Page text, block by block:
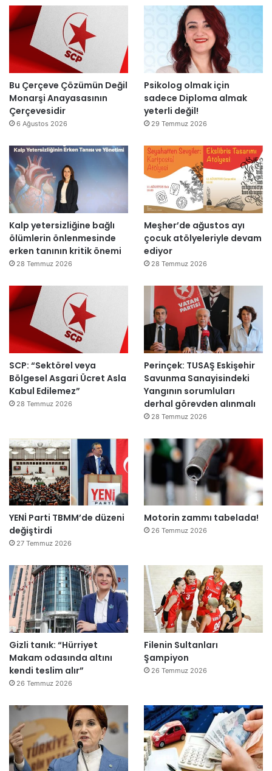
i
t
a
a
m
l
a
n
d
Bu Çerçeve Çözümün Değil
Monarşi Anayasasının
Çerçevesidir
6 Ağustos 2026
Psikolog olmak için
sadece Diploma almak
yeterli değil!
29 Temmuz 2026
Kalp yetersizliğine bağlı
ölümlerin önlenmesinde
erken tanının kritik önemi
28 Temmuz 2026
Meşher’de ağustos ayı
çocuk atölyeleriyle devam
ediyor
28 Temmuz 2026
SCP: “Sektörel veya
Bölgesel Asgari Ücret Asla
Kabul Edilemez”
28 Temmuz 2026
Perinçek: TUSAŞ Eskişehir
Savunma Sanayisindeki
Yangının sorumluları
derhal görevden alınmalı
28 Temmuz 2026
YENİ Parti TBMM’de düzeni
değiştirdi
27 Temmuz 2026
Motorin zammı tabelada!
26 Temmuz 2026
Gizli tanık: “Hürriyet
Makam odasında altını
kendi teslim alır”
26 Temmuz 2026
Filenin Sultanları
Şampiyon
26 Temmuz 2026